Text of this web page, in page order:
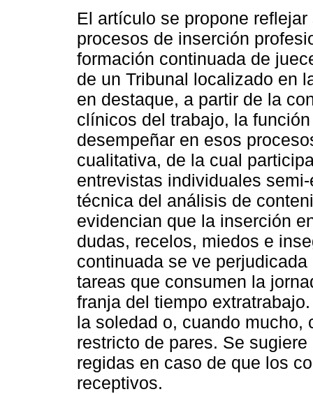
El artículo se propone reflejar
procesos de inserción
formación continuada de
de un Tribunal localizado en
en destaque, a partir de la
clínicos del trabajo, la
desempeñar en esos
cualitativa, de la cual
entrevistas individuales
técnica del análisis de
evidencian que la inserción
dudas, recelos, miedos e
continuada se ve
tareas que consumen la
franja del tiempo
la soledad o, cuando
restricto de pares. Se
regidas en caso de que los
receptivos.